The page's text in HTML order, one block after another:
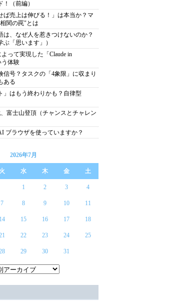
（前編）
ば売上は伸びる！」は本当か？マ
関の罠"とは
は、なぜ人を惹きつけないのか？
ぶ「思います」）
よって実現した「Claude in
う体験
信号？タスクの「4象限」に収まり
ある
」はもう終わりかも？自律型
富士山登頂（チャンスとチャレン
ブラウザを使っていますか？
2026年7月
火 水 木 金 土
1 2 3 4
7 8 9 10 11
14 15 16 17 18
22 23 24 25
29 30 31